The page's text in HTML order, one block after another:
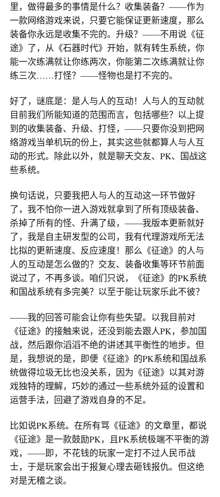
里，做得最多的事情是什么？收集装备？——作为
一款网络游戏来说，只要它能保证更新速度，那么
装备你永远是收集不完的。升级？——不用说《征
途》了，从《石器时代》开始，就有转生系统，你
能一次练满就让你练两次，你能第二次练满就让你
练三次……打怪？——怪物也是打不完的。
好了，谜底是：是人与人的互动！人与人的互动就
目前我们所能知道的范围而言，包括哪些？以上提
到的收集装备、升级、打怪，——只要你没到把网
络游戏当单机玩的份上，其实这些就都算人与人互
动的形式。除此以外，就是聊天交友、PK、国战这
些系统。
换句话说，只要我把人与人的互动这一环节做好
了，我不怕你一进入游戏就拿到了所有顶级装备、
杀掉了所有的怪、升满了级，——我版本更新就好
了，我是自主研发型的公司，我有代理游戏所无法
比拟的更新速度、反应速度！那么《征途》的人与
人的互动是怎么做的？交友、装备收集等环节前面
说过了，不再多谈。咱们只说，《征途》的PK系统
和国战系统有多完美？以至于能让玩家乐此不彼？
——我的回答可能会让你有些失望。以我目前对
《征途》的接触来说，还没到能去跟人PK，参加国
战，然后跟你滔滔不绝的讲述其平衡性的地步。但
是，我想说的是，即便《征途》的PK系统和国战系
统做得垃圾无比也没关系，因为《征途》以其对游
戏独特的理解，巧妙的通过一些系统外延的设置和
运营手法，回避了游戏自身的不足。
比如说PK系统。在所有骂《征途》的文章里，都说
《征途》是一款鼓励PK，且PK系统极端不平衡的游
戏，——即，不花钱的玩家一定打不过人民币战
士，于是玩家会出于报复心理去砸钱报仇。但这绝
对是无稽之谈。